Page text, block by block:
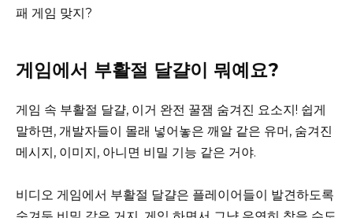
패 게임 맞지?
게임에서 부활절 달걀이 뭐예요?
게임 속 부활절 달걀, 이거 완전 꿀잼 숨겨진 요소지! 쉽게
말하면, 개발자들이 몰래 넣어놓은 깨알 같은 유머, 숨겨진
메시지, 이미지, 아니면 비밀 기능 같은 거야.
비디오 게임에서 부활절 달걀은 플레이어들이 발견하도록